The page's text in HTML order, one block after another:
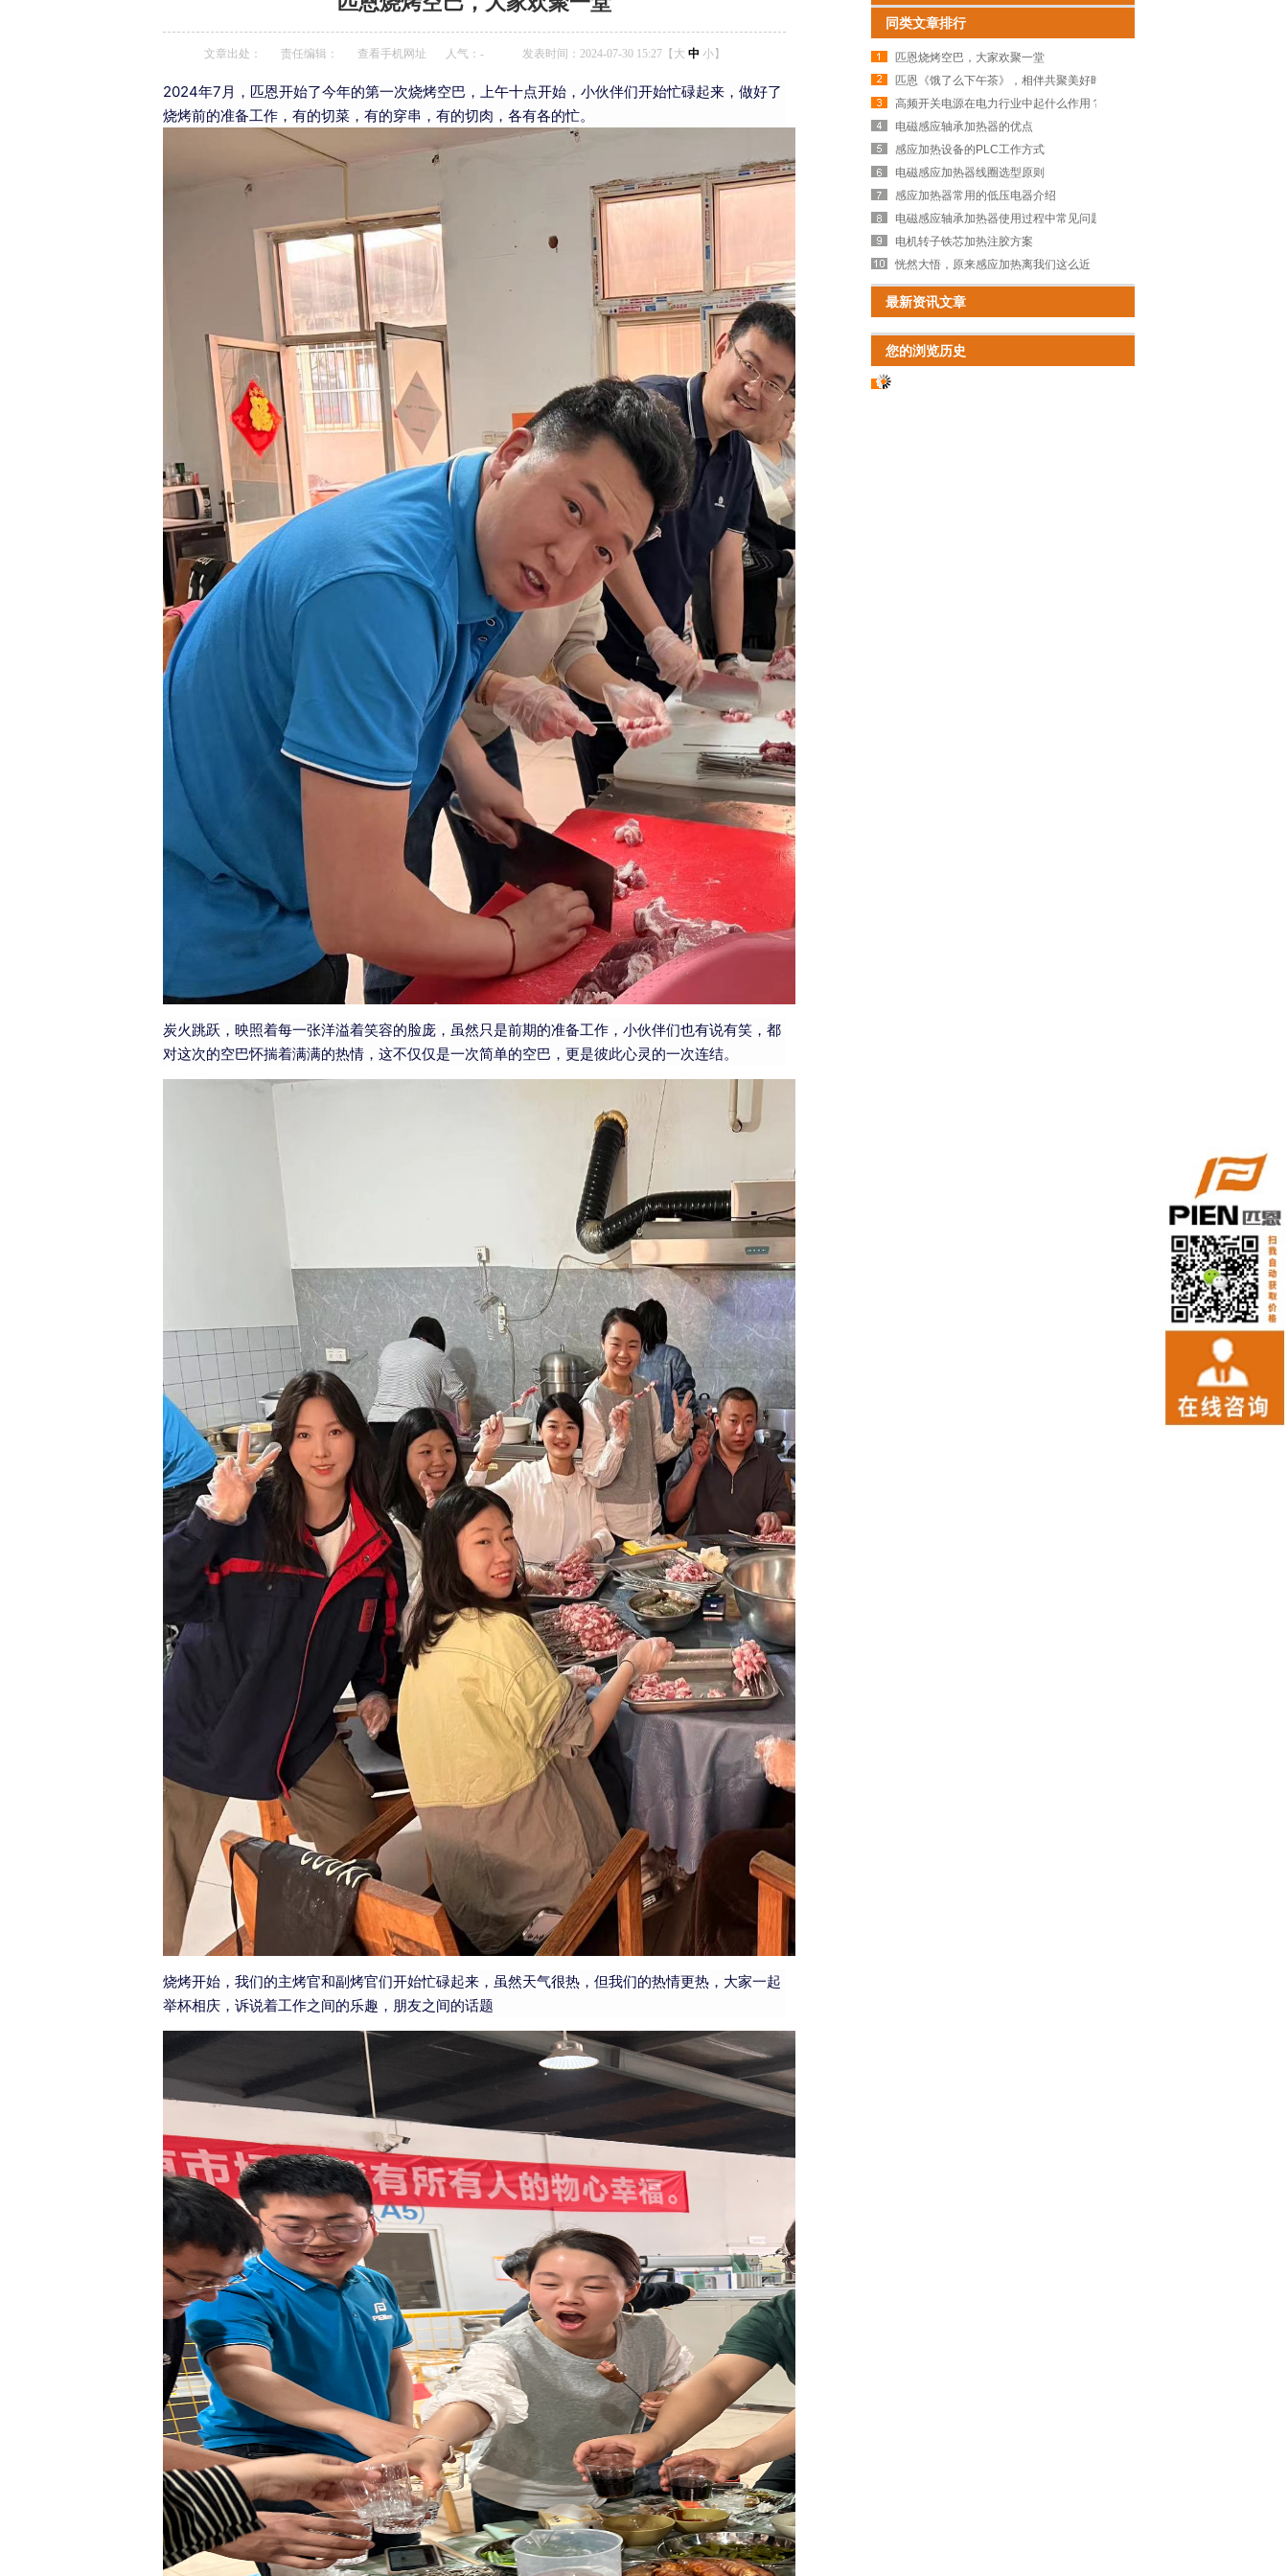
文章出处： 责任编辑： 查看手机网址 人气： - 发表时间：2024-07-30 15:27【 大 中 小】
2024年7月，匹恩开始了今年的第一次烧烤空巴，上午十点开始，小伙伴们开始忙碌起来，做好了
烧烤前的准备工作，有的切菜，有的穿串，有的切肉，各有各的忙。
炭火跳跃，映照着每一张洋溢着笑容的脸庞，虽然只是前期的准备工作，小伙伴们也有说有笑，都
对这次的空巴怀揣着满满的热情，这不仅仅是一次简单的空巴，更是彼此心灵的一次连结。
烧烤开始，我们的主烤官和副烤官们开始忙碌起来，虽然天气很热，但我们的热情更热，大家一起
举杯相庆，诉说着工作之间的乐趣，朋友之间的话题
同类文章排行
匹恩烧烤空巴，大家欢聚一堂
匹恩《饿了么下午茶》，相伴共聚美好时光
高频开关电源在电力行业中起什么作用？
电磁感应轴承加热器的优点
感应加热设备的PLC工作方式
电磁感应加热器线圈选型原则
感应加热器常用的低压电器介绍
电磁感应轴承加热器使用过程中常见问题点
电机转子铁芯加热注胶方案
恍然大悟，原来感应加热离我们这么近
最新资讯文章
您的浏览历史